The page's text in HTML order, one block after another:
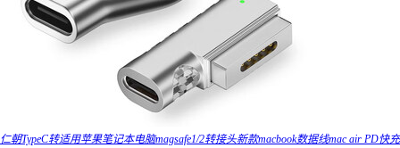
仁朝TypeC转适用苹果笔记本电脑magsafe1/2转接头新款macbook数据线mac air PD快充